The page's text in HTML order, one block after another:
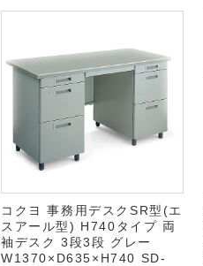
コクヨ 事務用デスクSR型(エ
スアール型) H740タイプ 両
袖デスク 3段3段 グレー
W1370×D635×H740 SD-